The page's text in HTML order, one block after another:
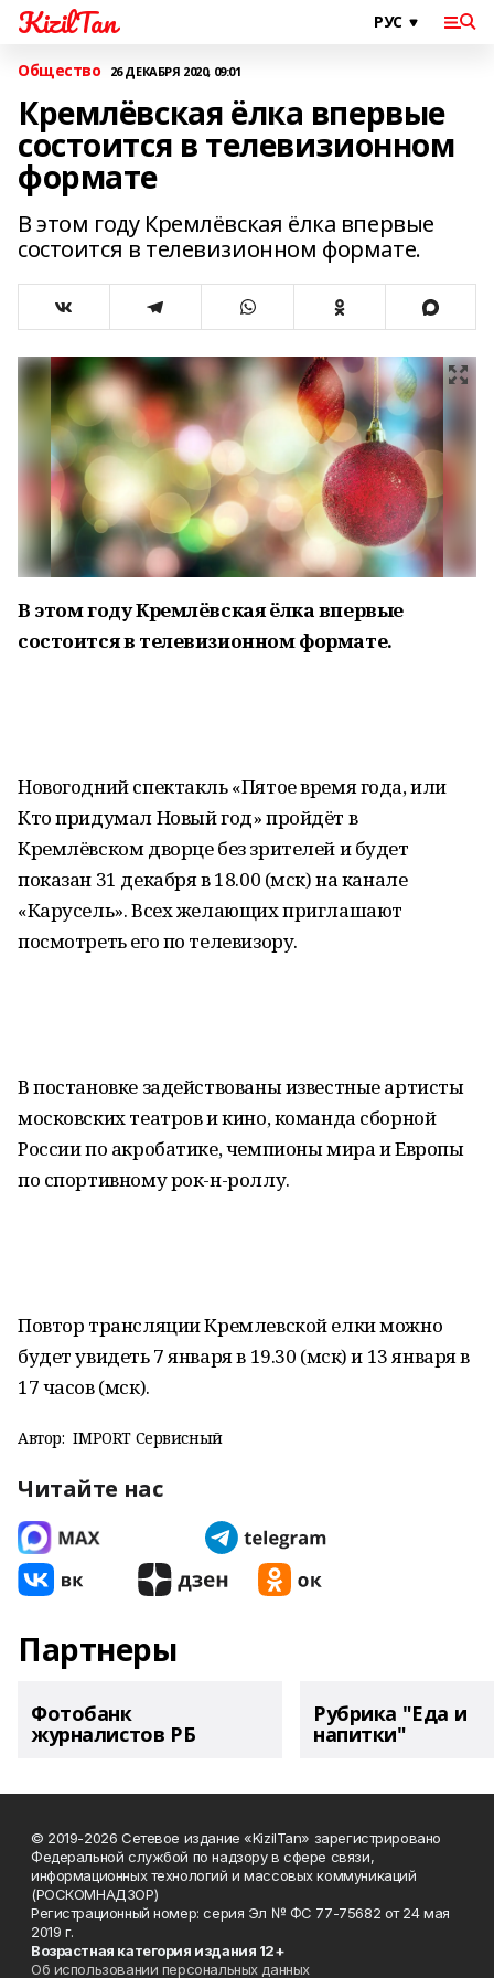
KizilTan
Общество 26 ДЕКАБРЯ 2020, 09:01
Кремлёвская ёлка впервые
состоится в телевизионном
формате
В этом году Кремлёвская ёлка впервые
состоится в телевизионном формате.
В этом году Кремлёвская ёлка впервые
состоится в телевизионном формате.
Новогодний спектакль «Пятое время года, или
Кто придумал Новый год» пройдёт в
Кремлёвском дворце без зрителей и будет
показан 31 декабря в 18.00 (мск) на канале
«Карусель». Всех желающих приглашают
посмотреть его по телевизору.
В постановке задействованы известные артисты
московских театров и кино, команда сборной
России по акробатике, чемпионы мира и Европы
по спортивному рок-н-роллу.
Повтор трансляции Кремлевской елки можно
будет увидеть 7 января в 19.30 (мск) и 13 января в
17 часов (мск).
Автор: IMPORT Сервисный
Читайте нас
Партнеры
Фотобанк
журналистов РБ
Рубрика "Еда и
напитки"
© 2019-2026 Сетевое издание «KizilTan» зарегистрировано
Федеральной службой по надзору в сфере связи,
информационных технологий и массовых коммуникаций
(РОСКОМНАДЗОР)
Регистрационный номер: серия Эл № ФС 77-75682 от 24 мая
2019 г.
Возрастная категория издания 12+
Об использовании персональных данных